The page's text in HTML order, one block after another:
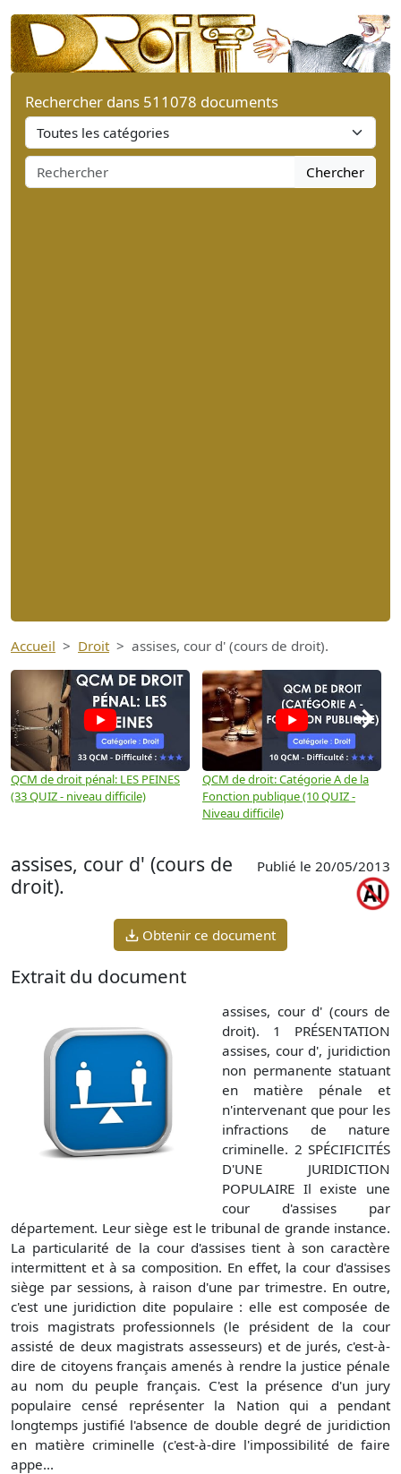
Rechercher dans 511078 documents
Chercher
Accueil Droit assises, cour d' (cours de droit).
QCM de droit pénal: LES PEINES
(33 QUIZ - niveau difficile)
QCM de droit: Catégorie A de la
Fonction publique (10 QUIZ -
Niveau difficile)
→
assises, cour d' (cours de
droit).
Publié le 20/05/2013
Obtenir ce document
Extrait du document
assises, cour d' (cours de
droit). 1 PRÉSENTATION
assises, cour d', juridiction
non permanente statuant
en matière pénale et
n'intervenant que pour les
infractions de nature
criminelle. 2 SPÉCIFICITÉS
D'UNE JURIDICTION
POPULAIRE Il existe une
cour d'assises par
département. Leur siège est le tribunal de grande instance.
La particularité de la cour d'assises tient à son caractère
intermittent et à sa composition. En effet, la cour d'assises
siège par sessions, à raison d'une par trimestre. En outre,
c'est une juridiction dite populaire : elle est composée de
trois magistrats professionnels (le président de la cour
assisté de deux magistrats assesseurs) et de jurés, c'est-à-
dire de citoyens français amenés à rendre la justice pénale
au nom du peuple français. C'est la présence d'un jury
populaire censé représenter la Nation qui a pendant
longtemps justifié l'absence de double degré de juridiction
en matière criminelle (c'est-à-dire l'impossibilité de faire
appe...